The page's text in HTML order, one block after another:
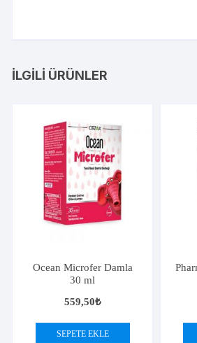
İLGILI ÜRÜNLER
Ocean Microfer Damla
30 ml
559,50₺
SEPETE EKLE